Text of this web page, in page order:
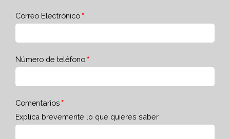
Correo Electrónico
Número de teléfono
Comentarios
Explica brevemente lo que quieres saber